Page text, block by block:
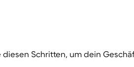
diesen Schritten, um dein